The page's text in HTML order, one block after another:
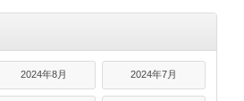
2024年8月 2024年7月